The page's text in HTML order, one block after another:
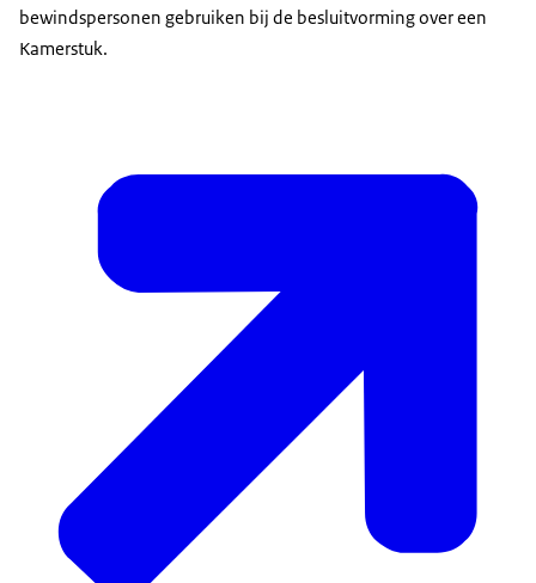
bewindspersonen gebruiken bij de besluitvorming over een
Kamerstuk.